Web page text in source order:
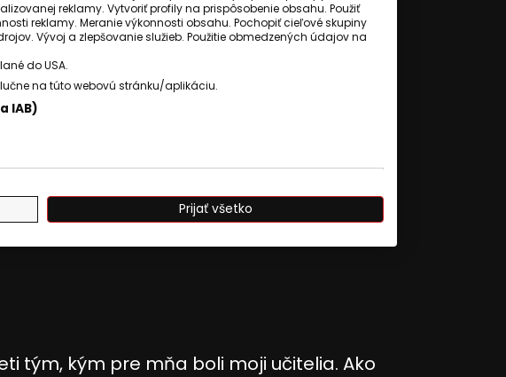
tým, kým pre mňa boli moji učitelia. Ako
reklamy. Vytvoriť profily na prispôsobenie obsahu. Použiť
reklamy. Meranie výkonnosti obsahu. Pochopiť cieľové skupiny
Vývoj a zlepšovanie služieb. Použitie obmedzených údajov na
do USA.
na túto webovú stránku/aplikáciu.
IAB)
Prijať všetko